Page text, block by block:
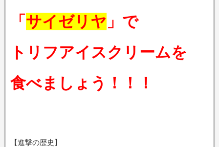
「 サイゼリヤ 」で
トリフアイスクリームを
食べましょう
！！！
【進撃の歴史】